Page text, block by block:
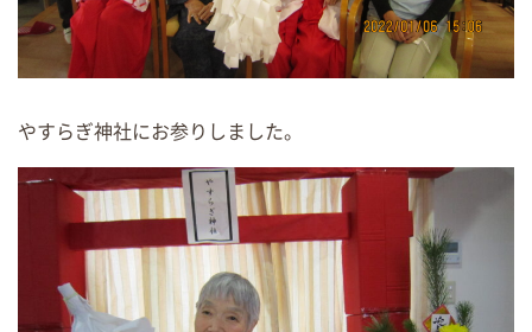
やすらぎ神社にお参りしました。